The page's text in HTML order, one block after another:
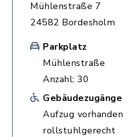
Mühlenstraße 7
24582 Bordesholm
Parkplatz
Mühlenstraße
Anzahl: 30
Gebäudezugänge
Aufzug vorhanden
rollstuhlgerecht